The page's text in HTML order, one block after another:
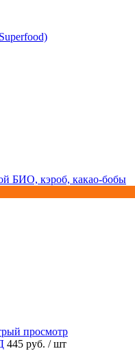
БИО, кэроб, какао-бобы
просмотр
445 руб. / шт